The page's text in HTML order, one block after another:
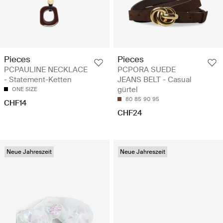
Pieces
PCPAULINE NECKLACE
- Statement-Ketten
ONE SIZE
CHF14
Pieces
PCPORA SUEDE
JEANS BELT - Casual
gürtel
80 85 90 95
CHF24
Neue Jahreszeit Neue Jahreszeit